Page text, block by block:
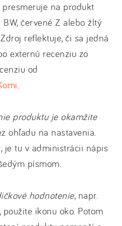
na produkt
červené Z alebo žltý
reflektuje, či sa jedná
externú recenziu zo
od
produktu je okamžite
ohľadu na nastavenia.
je tu v administrácii nápis
písmom.
hodnotenie, napr.
ikonu oko. Potom